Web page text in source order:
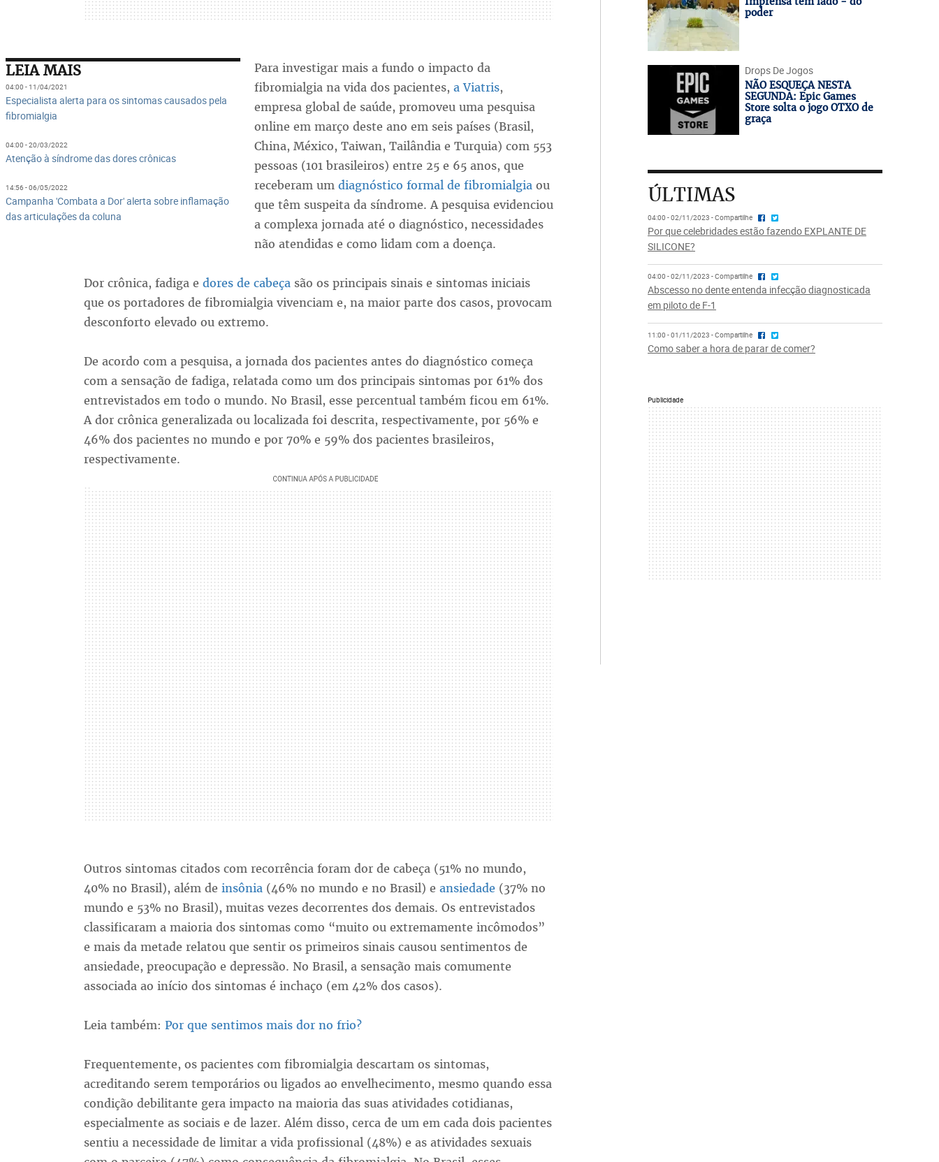
LEIA MAIS
04:00 - 11/04/2021
Especialista alerta para os sintomas causados pela
fibromialgia
04:00 - 20/03/2022
Atenção à síndrome das dores crônicas
14:56 - 06/05/2022
Campanha 'Combata a Dor' alerta sobre inflamação
das articulações da coluna
Para investigar mais a fundo o impacto da
fibromialgia na vida dos pacientes, a Viatris,
empresa global de saúde, promoveu uma pesquisa
online em março deste ano em seis países (Brasil,
China, México, Taiwan, Tailândia e Turquia) com 553
pessoas (101 brasileiros) entre 25 e 65 anos, que
receberam um diagnóstico formal de fibromialgiaou
que têm suspeita da síndrome. A pesquisa evidenciou
a complexa jornada até o diagnóstico, necessidades
não atendidas e como lidam com a doença.
Dor crônica, fadiga e dores de cabeçasão os principais sinais e sintomas iniciais
que os portadores de fibromialgia vivenciam e, na maior parte dos casos, provocam
desconforto elevado ou extremo.
De acordo com a pesquisa, a jornada dos pacientes antes do diagnóstico começa
com a sensação de fadiga, relatada como um dos principais sintomas por 61% dos
entrevistados em todo o mundo. No Brasil, esse percentual também ficou em 61%.
A dor crônica generalizada ou localizada foi descrita, respectivamente, por 56% e
46% dos pacientes no mundo e por 70% e 59% dos pacientes brasileiros,
respectivamente.
Outros sintomas citados com recorrência foram dor de cabeça (51% no mundo,
40% no Brasil), além de insônia(46% no mundo e no Brasil) e ansiedade (37% no
mundo e 53% no Brasil), muitas vezes decorrentes dos demais. Os entrevistados
classificaram a maioria dos sintomas como “muito ou extremamente incômodos”
e mais da metade relatou que sentir os primeiros sinais causou sentimentos de
ansiedade, preocupação e depressão. No Brasil, a sensação mais comumente
associada ao início dos sintomas é inchaço (em 42% dos casos).
Leia também: Por que sentimos mais dor no frio?
Frequentemente, os pacientes com fibromialgia descartam os sintomas,
acreditando serem temporários ou ligados ao envelhecimento, mesmo quando essa
condição debilitante gera impacto na maioria das suas atividades cotidianas,
especialmente as sociais e de lazer. Além disso, cerca de um em cada dois pacientes
sentiu a necessidade de limitar a vida profissional (48%) e as atividades sexuais
poder
Drops De Jogos
NÃO ESQUEÇA NESTA
SEGUNDA: Epic Games
Store solta o jogo OTXO de
graça
ÚLTIMAS
04:00 - 02/11/2023 - Compartilhe
Por que celebridades estão fazendo EXPLANTE DE
SILICONE?
04:00 - 02/11/2023 - Compartilhe
Abscesso no dente entenda infecção diagnosticada
em piloto de F-1
11:00 - 01/11/2023 - Compartilhe
Como saber a hora de parar de comer?
Publicidade